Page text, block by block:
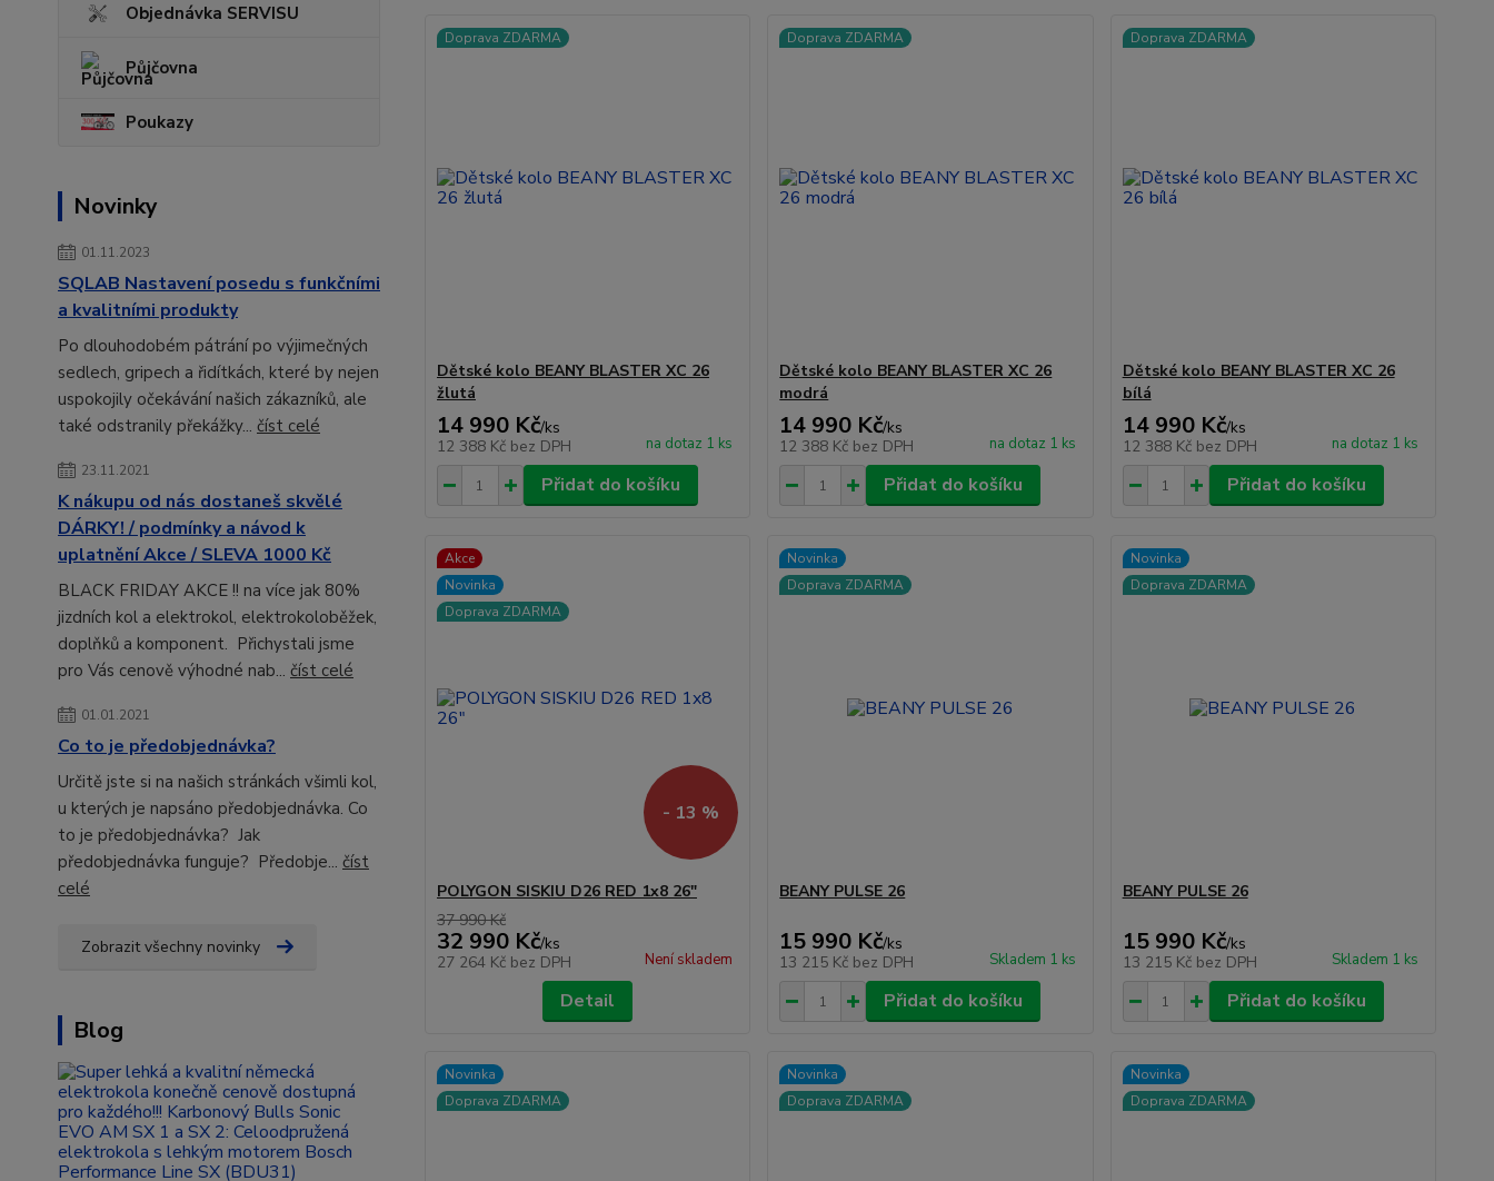
Objednávka SERVISU
Půjčovna
Poukazy
Novinky
01.11.2023
SQLAB Nastavení posedu s funkčními
a kvalitními produkty
Po dlouhodobém pátrání po výjimečných
sedlech, gripech a řidítkách, které by nejen
uspokojily očekávání našich zákazníků, ale
také odstranily překážky... číst celé
23.11.2021
K nákupu od nás dostaneš skvělé
DÁRKY! / podmínky a návod k
uplatnění Akce / SLEVA 1000 Kč
BLACK FRIDAY AKCE !! na více jak 80%
jizdních kol a elektrokol, elektrokoloběžek,
doplňků a komponent. Přichystali jsme
pro Vás cenově výhodné nab... číst celé
01.01.2021
Co to je předobjednávka?
Určitě jste si na našich stránkách všimli kol,
u kterých je napsáno předobjednávka. Co
to je předobjednávka? Jak
předobjednávka funguje? Předobje... číst
celé
Zobrazit všechny novinky
Blog
Doprava ZDARMA
Dětské kolo BEANY BLASTER XC 26
žlutá
14 990 Kč/ks
12 388 Kč bez DPH na dotaz 1 ks
Přidat do košíku
Doprava ZDARMA
Dětské kolo BEANY BLASTER XC 26
modrá
14 990 Kč/ks
12 388 Kč bez DPH na dotaz 1 ks
Přidat do košíku
Doprava ZDARMA
Dětské kolo BEANY BLASTER XC 26
bílá
14 990 Kč/ks
12 388 Kč bez DPH na dotaz 1 ks
Přidat do košíku
Akce
Novinka
Doprava ZDARMA
- 13 %
POLYGON SISKIU D26 RED 1x8 26"
37 990 Kč
32 990 Kč/ks
27 264 Kč bez DPH Není skladem
Detail
Novinka
Doprava ZDARMA
BEANY PULSE 26
15 990 Kč/ks
13 215 Kč bez DPH Skladem 1 ks
Přidat do košíku
Novinka
Doprava ZDARMA
BEANY PULSE 26
15 990 Kč/ks
13 215 Kč bez DPH Skladem 1 ks
Přidat do košíku
Novinka
Doprava ZDARMA
Novinka
Doprava ZDARMA
Novinka
Doprava ZDARMA